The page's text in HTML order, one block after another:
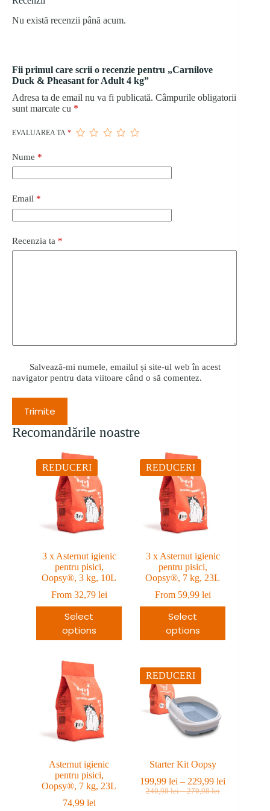
Nu există recenzii până acum.
Fii primul care scrii o recenzie pentru „Carnilove
Duck & Pheasant for Adult 4 kg”
Adresa ta de email nu va fi publicată. Câmpurile obligatorii
sunt marcate cu *
EVALUAREA TA *
Nume *
Email *
Recenzia ta *
Salvează-mi numele, emailul și site-ul web în acest
navigator pentru data viitoare când o să comentez.
Trimite
Recomandările noastre
REDUCERI
3 x Asternut igienic
pentru pisici,
Oopsy®, 3 kg, 10L
From 32,79 lei
Select
options
REDUCERI
3 x Asternut igienic
pentru pisici,
Oopsy®, 7 kg, 23L
From 59,99 lei
Select
options
Asternut igienic
pentru pisici,
Oopsy®, 7 kg, 23L
74,99 lei
REDUCERI
Starter Kit Oopsy
240,98lei – 270,98leiInterval
Prețul
199,99lei – 229,99lei
Prețul